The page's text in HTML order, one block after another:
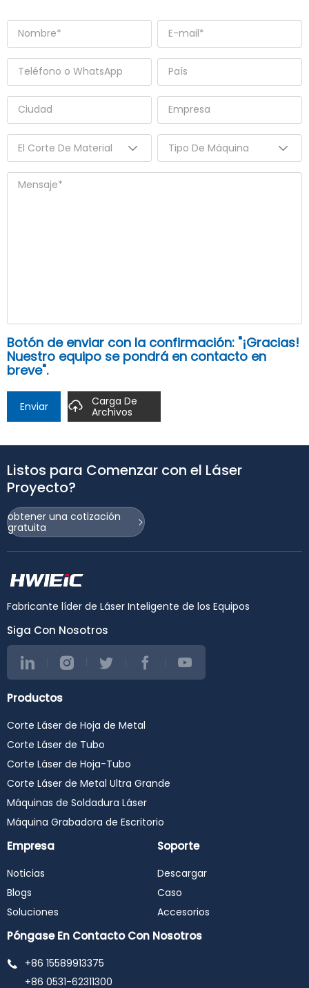
Botón de enviar con la confirmación: "¡Gracias!
Nuestro equipo se pondrá en contacto en
breve".
Enviar
Carga De
Archivos
Listos para Comenzar con el Láser
Proyecto?
obtener una cotización
gratuita
Fabricante líder de Láser Inteligente de los Equipos
Siga Con Nosotros
Productos
Corte Láser de Hoja de Metal
Corte Láser de Tubo
Corte Láser de Hoja-Tubo
Corte Láser de Metal Ultra Grande
Máquinas de Soldadura Láser
Máquina Grabadora de Escritorio
Empresa
Noticias
Blogs
Soluciones
Soporte
Descargar
Caso
Accesorios
Póngase En Contacto Con Nosotros
+86 15589913375
+86 0531-62311300